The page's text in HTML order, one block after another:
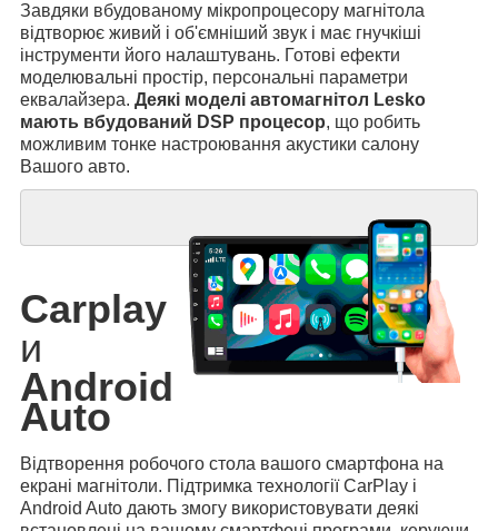
Завдяки вбудованому мікропроцесору магнітола
відтворює живий і об'ємніший звук і має гнучкіші
інструменти його налаштувань. Готові ефекти
моделювальні простір, персональні параметри
еквалайзера. Деякі моделі автомагнітол Lesko
мають вбудований DSP процесор, що робить
можливим тонке настроювання акустики салону
Вашого авто.
Carplay
и
Android
Auto
Відтворення робочого стола вашого смартфона на
екрані магнітоли. Підтримка технології CarPlay і
Android Auto дають змогу використовувати деякі